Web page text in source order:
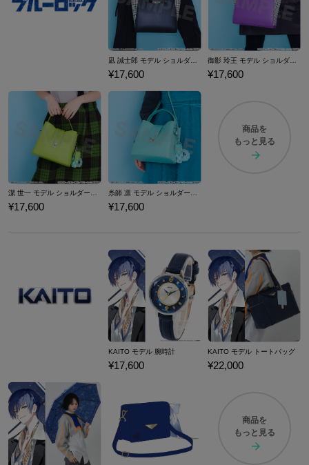
凪 誠士郎 モデル ショルダーバッグ ブルーロック
¥17,600 ¥17,600
潔 世一 モデル ショルダーバッグ ブルーロック
¥17,600
糸師 凛 モデル ショルダーバッグ ブルーロック
¥17,600
商品を
もっと見る
KAITO モデル 腕時計
¥17,600
KAITO モデル トートバッグ
¥22,000
商品を
もっと見る